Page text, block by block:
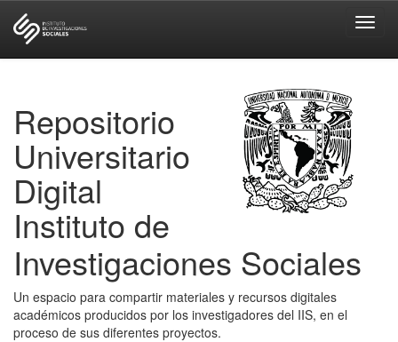
Repositorio
Universitario
Digital
Instituto de
Investigaciones Sociales
Un espacio para compartir materiales y recursos digitales
académicos producidos por los investigadores del IIS, en el
proceso de sus diferentes proyectos.